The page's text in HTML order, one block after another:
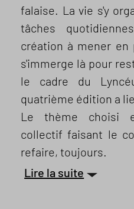
falaise. La vie s'y
tâches
création à mener
s'immerge là pour
le cadre du
quatrième édition a
Le thème choisi
collectif faisant le
refaire, toujours.
Lire la suite